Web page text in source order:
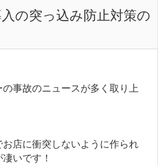
の突っ込み防止対策の
事故のニュースが多く取り上
店に衝突しないように作られ
いです！